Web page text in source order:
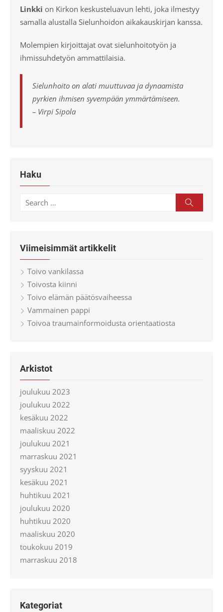
Linkki on Kirkon keskusteluavun lehti, joka ilmestyy
samalla alustalla Sielunhoidon aikakauskirjan kanssa.
Molempien kirjoittajat ovat sielunhoitotyön ja
ihmissuhdetyön ammattilaisia.
Sielunhoito on alati muuttuvaa ja dynaamista
pyrkien ihmisen syvempään ymmärtämiseen.
– Virpi Sipola
Haku
Search
Viimeisimmät artikkelit
Toivo vankilassa
Toivosta kiinni
Toivo elämän päätösvaiheessa
Vammainen pappi
Toivoa traumainformoidusta orientaatiosta
Arkistot
joulukuu 2023
joulukuu 2022
kesäkuu 2022
maaliskuu 2022
joulukuu 2021
marraskuu 2021
syyskuu 2021
kesäkuu 2021
huhtikuu 2021
joulukuu 2020
huhtikuu 2020
maaliskuu 2020
toukokuu 2019
marraskuu 2018
Kategoriat